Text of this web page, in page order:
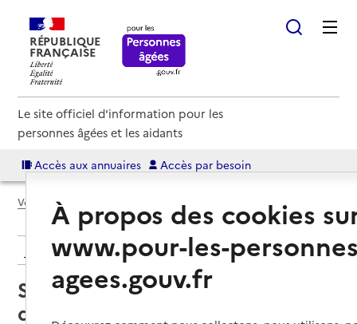
RÉPUBLIQUE
FRANÇAISE
Le site officiel d'information pour les
personnes âgées et les aidants
Accès aux annuaires Accès par besoin
Voir le fil d’Ariane
Retour aux résultats de l'annuaire
Service de soins infirmiers à
domicile – SSIAD - Association
À propos des cookies
www.pour-les-
agees.gouv.fr